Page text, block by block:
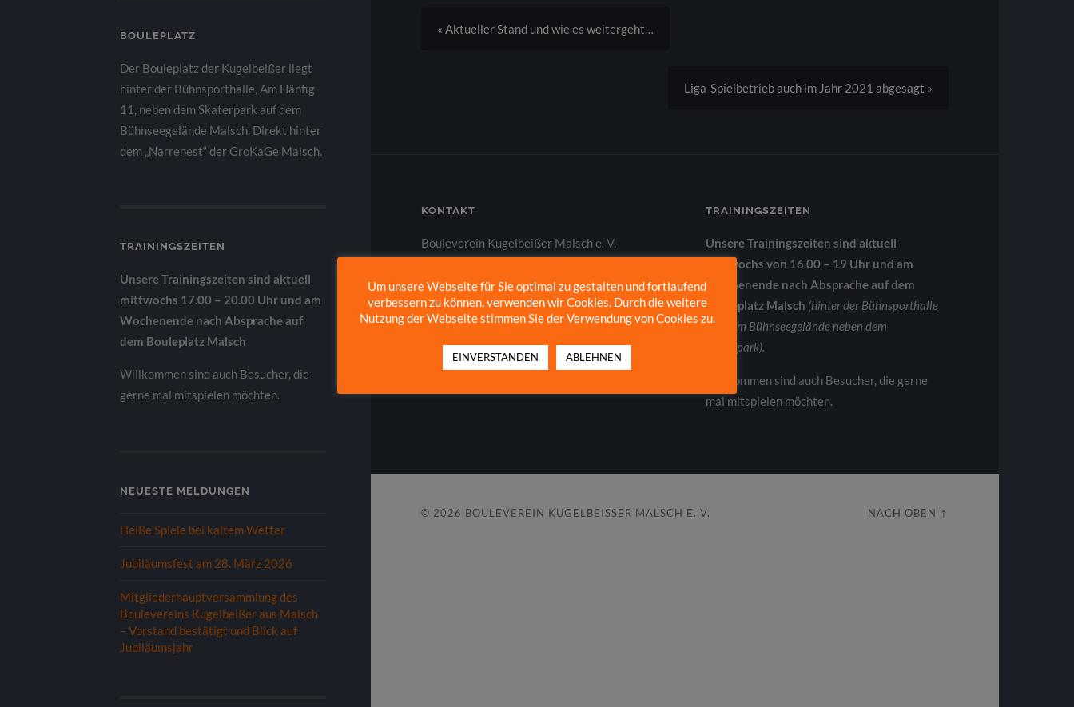
BOULEPLATZ
Der Bouleplatz der Kugelbeißer liegt
hinter der Bühnsporthalle, Am Hänfig
11, neben dem Skaterpark auf dem
Bühnseegelände Malsch. Direkt hinter
dem „Narrenest“ der GroKaGe Malsch.
TRAININGSZEITEN
Unsere Trainingszeiten sind aktuell
mittwochs 17.00 – 20.00 Uhr und am
Wochenende nach Absprache auf
dem Bouleplatz Malsch
Willkommen sind auch Besucher, die
gerne mal mitspielen möchten.
NEUESTE MELDUNGEN
Heiße Spiele bei kaltem Wetter
Jubiläumsfest am 28. März 2026
Mitgliederhauptversammlung des
Boulevereins Kugelbeißer aus Malsch
– Vorstand bestätigt und Blick auf
Jubiläumsjahr
« Aktueller Stand und wie es weitergeht…
Liga-Spielbetrieb auch im Jahr 2021 abgesagt »
KONTAKT
Bouleverein Kugelbeißer Malsch e. V.
76316 Malsch
Telefon: +49 (0)174 1733130
E-Mail:info@kugelbeisser.de
Web:www.kugelbeisser.de
Facebook:kugelbeisser
TRAININGSZEITEN
Unsere Trainingszeiten sind aktuell
mittwochs von 16.00 – 19 Uhr und am
Wochenende nach Absprache auf dem
Bouleplatz Malsch (hinter der Bühnsporthalle
auf dem Bühnseegelände neben dem
Skaterpark).
Willkommen sind auch Besucher, die gerne
mal mitspielen möchten.
© 2026 BOULEVEREIN KUGELBEISSER MALSCH E. V. NACH OBEN ↑
Um unsere Webseite für Sie optimal zu gestalten und fortlaufend
verbessern zu können, verwenden wir Cookies. Durch die weitere
Nutzung der Webseite stimmen Sie der Verwendung von Cookies zu.
EINVERSTANDEN ABLEHNEN